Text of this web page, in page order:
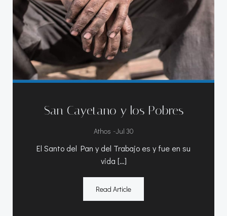
San Cayetano y los Pobres
Athos -Jul 30
El Santo del Pan y del Trabajo es y fue en su
vida […]
Read Article